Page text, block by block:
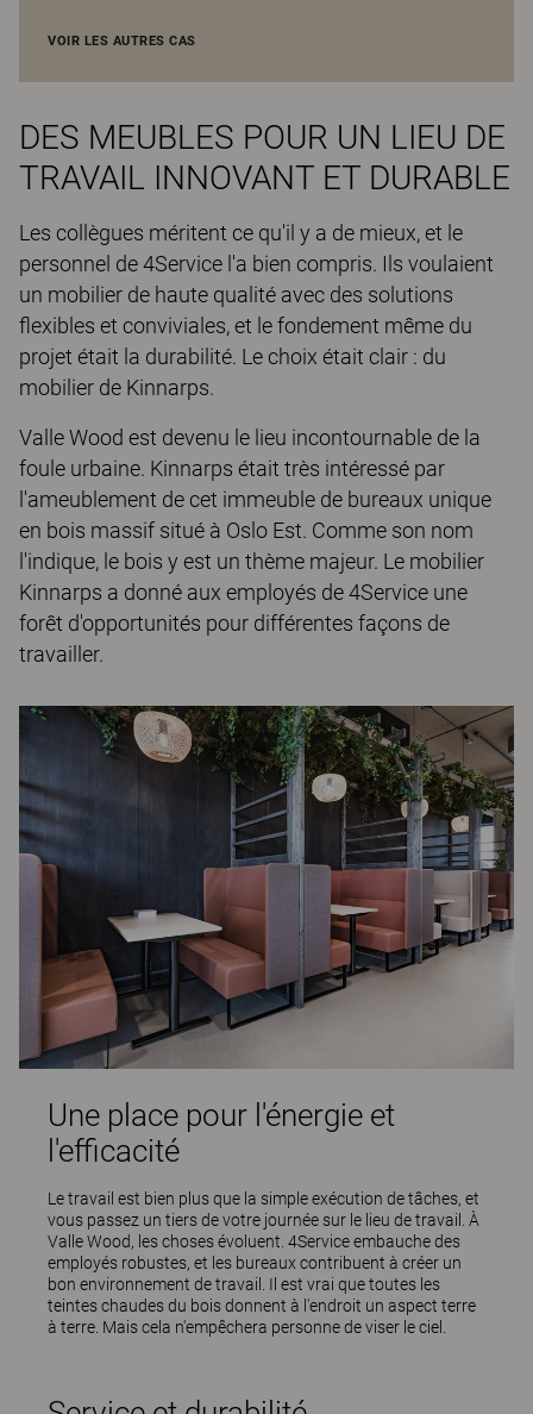
VOIR LES AUTRES CAS
DES MEUBLES POUR UN LIEU DE
TRAVAIL INNOVANT ET DURABLE
Les collègues méritent ce qu'il y a de mieux, et le
personnel de 4Service l'a bien compris. Ils voulaient
un mobilier de haute qualité avec des solutions
flexibles et conviviales, et le fondement même du
projet était la durabilité. Le choix était clair : du
mobilier de Kinnarps.
Valle Wood est devenu le lieu incontournable de la
foule urbaine. Kinnarps était très intéressé par
l'ameublement de cet immeuble de bureaux unique
en bois massif situé à Oslo Est. Comme son nom
l'indique, le bois y est un thème majeur. Le mobilier
Kinnarps a donné aux employés de 4Service une
forêt d'opportunités pour différentes façons de
travailler.
Une place pour l'énergie et
l'efficacité
Le travail est bien plus que la simple exécution de tâches, et
vous passez un tiers de votre journée sur le lieu de travail. À
Valle Wood, les choses évoluent. 4Service embauche des
employés robustes, et les bureaux contribuent à créer un
bon environnement de travail. Il est vrai que toutes les
teintes chaudes du bois donnent à l'endroit un aspect terre
à terre. Mais cela n'empêchera personne de viser le ciel.